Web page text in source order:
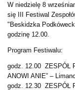
W niedzielę 8
się III Festiwal
"Beskidzka
godzinę 12.00.
Program Festiwalu:
godz. 12.00 ZESPÓŁ
ANOWI ANIE” –
godz. 12.30 ZESPÓŁ